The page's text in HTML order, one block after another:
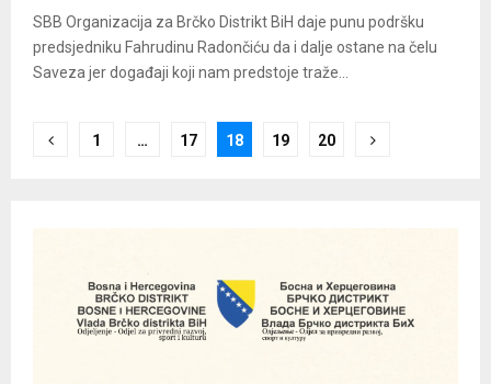
SBB Organizacija za Brčko Distrikt BiH daje punu podršku
predsjedniku Fahrudinu Radončiću da i dalje ostane na čelu
Saveza jer događaji koji nam predstoje traže...
Posts
1 … 17 18 19 20